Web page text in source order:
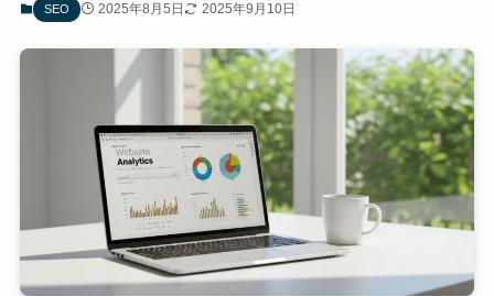
SEO 2025年8月5日 2025年9月10日